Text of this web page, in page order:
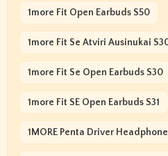
1more Fit Open Earbuds S50
1more Fit Se Atviri Ausinukai
1more Fit Se Open Earbuds S30
1more Fit SE Open Earbuds S31
1MORE Penta Driver